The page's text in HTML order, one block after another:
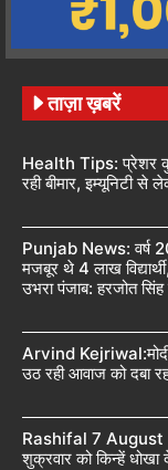
ताज़ा ख़बरें
Health Tips: प्रेशर
रही बीमार, इम्यूनिटी
Punjab News: वर्ष
मजबूर थे 4 लाख
उभरा पंजाब: हरजोत
Arvind
उठ रही आवाज को दबा
Rashifal 7 August
शुक्रवार को किन्हें धोखा